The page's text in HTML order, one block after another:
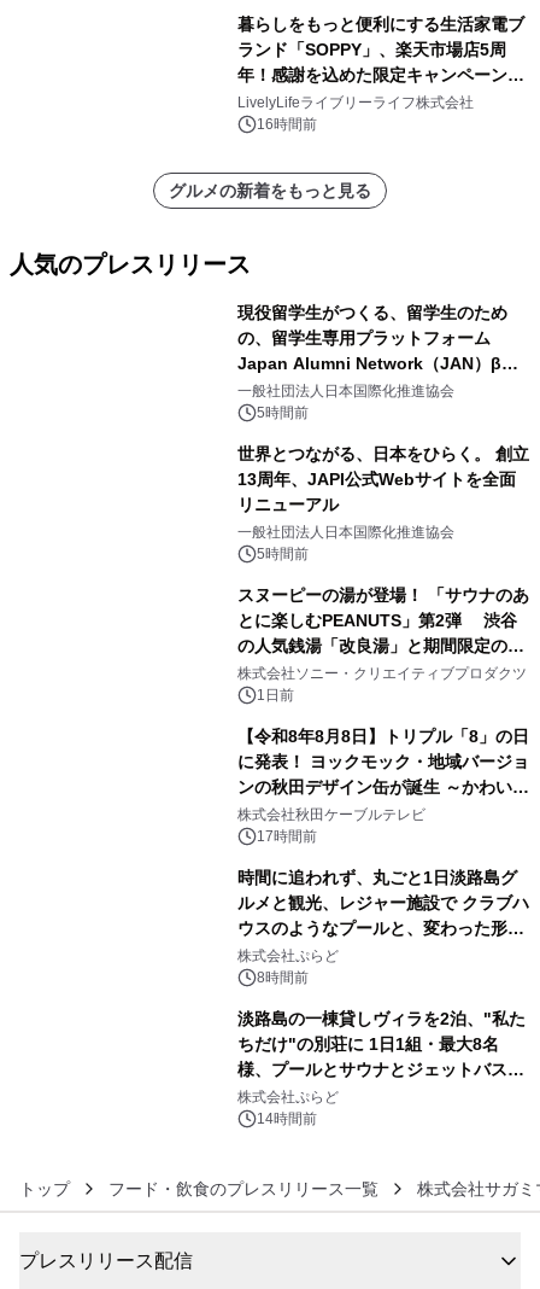
暮らしをもっと便利にする生活家電ブ
ランド「SOPPY」、楽天市場店5周
年！感謝を込めた限定キャンペーンを
8月10日より開催
LivelyLifeライブリーライフ株式会社
16時間前
グルメの新着をもっと見る
人気のプレスリリース
現役留学生がつくる、留学生のため
の、留学生専用プラットフォーム
Japan Alumni Network（JAN）β版
をリリース
一般社団法人日本国際化推進協会
5時間前
世界とつながる、日本をひらく。 創立
13周年、JAPI公式Webサイトを全面
リニューアル
一般社団法人日本国際化推進協会
5時間前
スヌーピーの湯が登場！ 「サウナのあ
とに楽しむPEANUTS」第2弾 渋谷
の人気銭湯「改良湯」と期間限定のコ
ラボレーション サウナイキタイコラ
ボグッズも発売決定！
株式会社ソニー・クリエイティブプロダクツ
1日前
【令和8年8月8日】トリプル「8」の日
に発表！ ヨックモック・地域バージョ
ンの秋田デザイン缶が誕生 ～かわいい
秋田犬の子犬と秋田の四季と名所を巡
るパッケージ～ 9月1日(火)秋田県内で
株式会社秋田ケーブルテレビ
17時間前
時間に追われず、丸ごと1日淡路島グ
ルメと観光、レジャー施設で クラブハ
ウスのようなプールと、変わった形の
サウナも 「THE BOXY AWAJI」のお
得な素泊まり連泊プランで
株式会社ぷらど
8時間前
淡路島の一棟貸しヴィラを2泊、"私た
ちだけ"の別荘に 1日1組・最大8名
様、プールとサウナとジェットバス付
きで Villa Mon Temps AWAJIの連泊
素泊りプラン
株式会社ぷらど
14時間前
トップ フード・飲食のプレスリリース一覧 株式会社サガ
プレスリリース配信